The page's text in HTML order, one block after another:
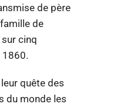
de père
de
cinq
1860.
quête des
du monde les